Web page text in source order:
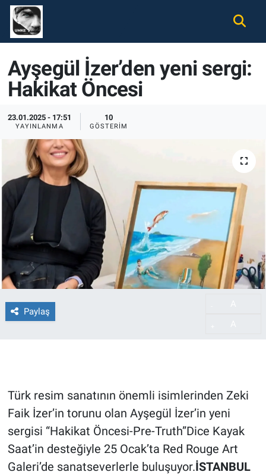
Ayşegül İzer’den yeni sergi:
Hakikat Öncesi
23.01.2025 - 17:51
YAYINLANMA
10
GÖSTERIM
Paylaş
Türk resim sanatının önemli isimlerinden Zeki
Faik İzer’in torunu olan Ayşegül İzer’in yeni
sergisi “Hakikat Öncesi-Pre-Truth”Dice Kayak
Saat’in desteğiyle 25 Ocak’ta Red Rouge Art
Galeri’de sanatseverlerle buluşuyor.İSTANBUL
Gündem
Ekonomi
Magazin
Tüm Haberler
İletişim
Künye
Nöbetçi Eczaneler
Hava Durumu
Trafik Durumu
Süper Lig Puan Durumu ve Fikstür
Tüm Manşetler
Son Dakika Haberleri